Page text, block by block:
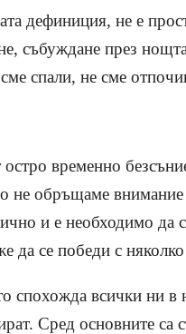
дефиниция, не е
събуждане през
спали, не сме
временно
не обръщаме
и е необходимо да
да се победи с
спохожда всички ни
Сред основните са